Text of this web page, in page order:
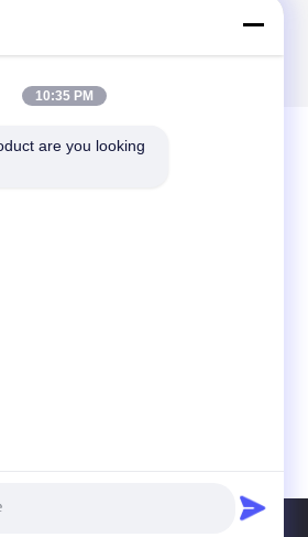
10:35 PM
are you looking